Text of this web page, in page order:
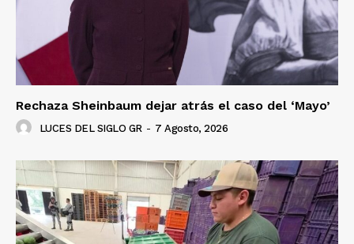
Rechaza Sheinbaum dejar atrás el caso del ‘Mayo’
LUCES DEL SIGLO GR - 7 Agosto, 2026